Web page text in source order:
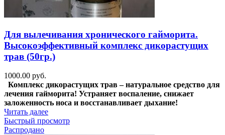
Для вылечивания хронического гайморита.
Высокоэффективный комплекс дикорастущих
трав (50гр.)
1000.00 руб.
Комплекс дикорастущих трав – натуральное средство для
лечения гайморита! Устраняет воспаление, снижает
заложенность носа и восстанавливает дыхание!
Читать далее
Быстрый просмотр
Распродано